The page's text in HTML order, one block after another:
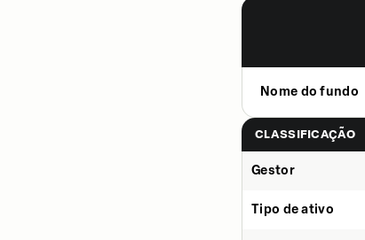
Nome do fundo
CLASSIFICAÇÃO
Gestor
Tipo de ativo